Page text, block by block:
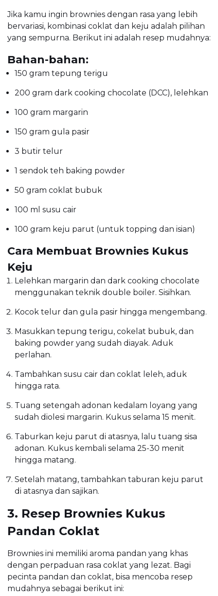
Jika kamu ingin brownies dengan rasa yang lebih
bervariasi, kombinasi coklat dan keju adalah pilihan
yang sempurna. Berikut ini adalah resep mudahnya:
Bahan-bahan:
150 gram tepung terigu
200 gram dark cooking chocolate (DCC), lelehkan
100 gram margarin
150 gram gula pasir
3 butir telur
1 sendok teh baking powder
50 gram coklat bubuk
100 ml susu cair
100 gram keju parut (untuk topping dan isian)
Cara Membuat Brownies Kukus
Keju
Lelehkan margarin dan dark cooking chocolate
menggunakan teknik double boiler. Sisihkan.
Kocok telur dan gula pasir hingga mengembang.
Masukkan tepung terigu, cokelat bubuk, dan
baking powder yang sudah diayak. Aduk
perlahan.
Tambahkan susu cair dan coklat leleh, aduk
hingga rata.
Tuang setengah adonan kedalam loyang yang
sudah diolesi margarin. Kukus selama 15 menit.
Taburkan keju parut di atasnya, lalu tuang sisa
adonan. Kukus kembali selama 25-30 menit
hingga matang.
Setelah matang, tambahkan taburan keju parut
di atasnya dan sajikan.
3. Resep Brownies Kukus
Pandan Coklat
Brownies ini memiliki aroma pandan yang khas
dengan perpaduan rasa coklat yang lezat. Bagi
pecinta pandan dan coklat, bisa mencoba resep
mudahnya sebagai berikut ini: